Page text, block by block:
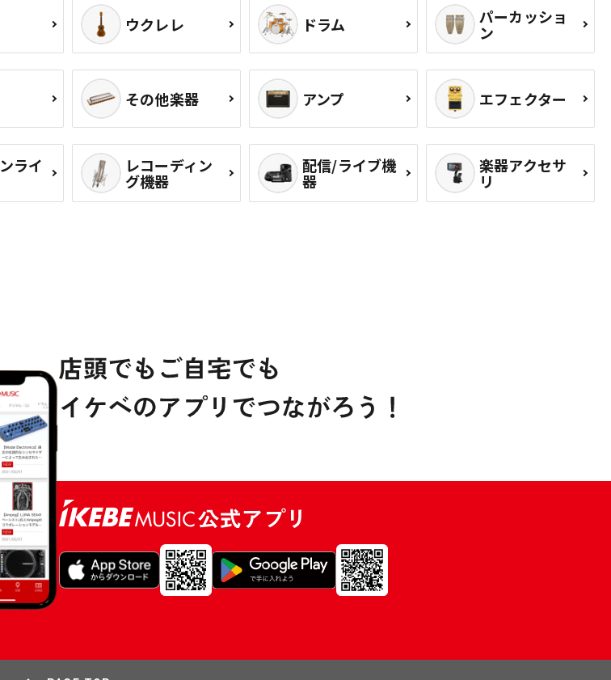
ウクレレ ドラム パーカッショ
ン
その他楽器 アンプ エフェクター
ライ レコーディン
グ機器
配信/ライブ機
器
楽器アクセサ
リ